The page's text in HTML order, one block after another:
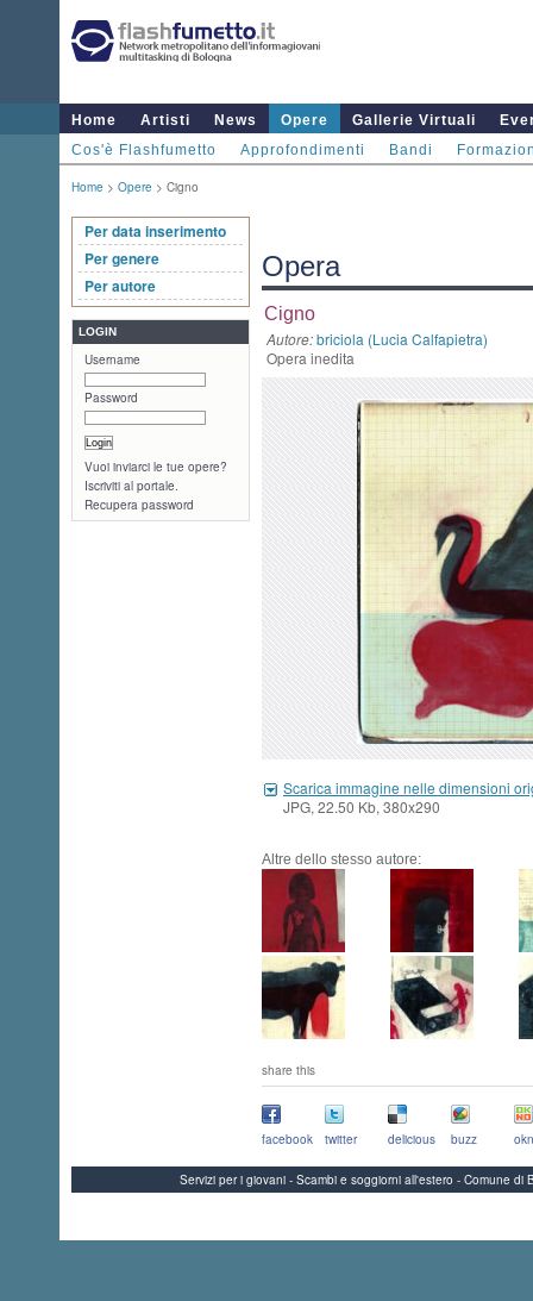
Home Artisti News Opere Gallerie Virtuali
Cos'è Flashfumetto
Approfondimenti Bandi
Home > Opere > Cigno
Per data inserimento
Per genere
Per autore
LOGIN
Username
Password
Vuoi inviarci le tue opere?
Iscriviti al portale.
Recupera password
Opera
Cigno
Autore:briciola (Lucia Calfapietra)
Opera inedita
Scarica immagine nelle dimensioni
JPG, 22.50 Kb, 380x290
Altre dello stesso autore:
share this
facebook twitter delicious buzz
Servizi per i giovani - Scambi e soggiorni all'estero - Comune